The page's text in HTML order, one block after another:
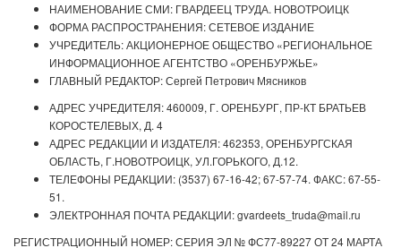
НАИМЕНОВАНИЕ СМИ: ГВАРДЕЕЦ ТРУДА. НОВОТРОИЦК
ФОРМА РАСПРОСТРАНЕНИЯ: СЕТЕВОЕ ИЗДАНИЕ
УЧРЕДИТЕЛЬ: АКЦИОНЕРНОЕ ОБЩЕСТВО «РЕГИОНАЛЬНОЕ
ИНФОРМАЦИОННОЕ АГЕНТСТВО «ОРЕНБУРЖЬЕ»
ГЛАВНЫЙ РЕДАКТОР: Сергей Петрович Мясников
АДРЕС УЧРЕДИТЕЛЯ: 460009, Г. ОРЕНБУРГ, ПР-КТ БРАТЬЕВ
КОРОСТЕЛЕВЫХ, Д. 4
АДРЕС РЕДАКЦИИ И ИЗДАТЕЛЯ: 462353, ОРЕНБУРГСКАЯ
ОБЛАСТЬ, Г.НОВОТРОИЦК, УЛ.ГОРЬКОГО, Д.12.
ТЕЛЕФОНЫ РЕДАКЦИИ: (3537) 67-16-42; 67-57-74. ФАКС: 67-55-
51.
ЭЛЕКТРОННАЯ ПОЧТА РЕДАКЦИИ: gvardeets_truda@mail.ru
РЕГИСТРАЦИОННЫЙ НОМЕР: СЕРИЯ ЭЛ № ФС77-89227 ОТ 24 МАРТА